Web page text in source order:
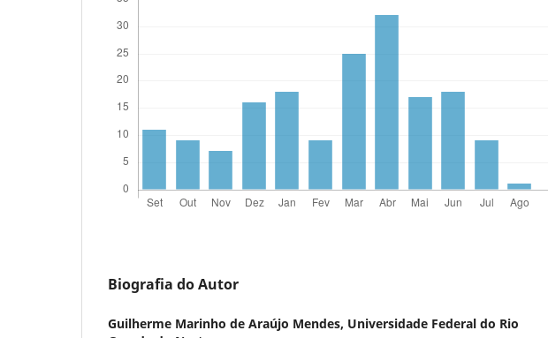
Biografia do Autor
Guilherme Marinho de Araújo Mendes, Universidade Federal do Rio